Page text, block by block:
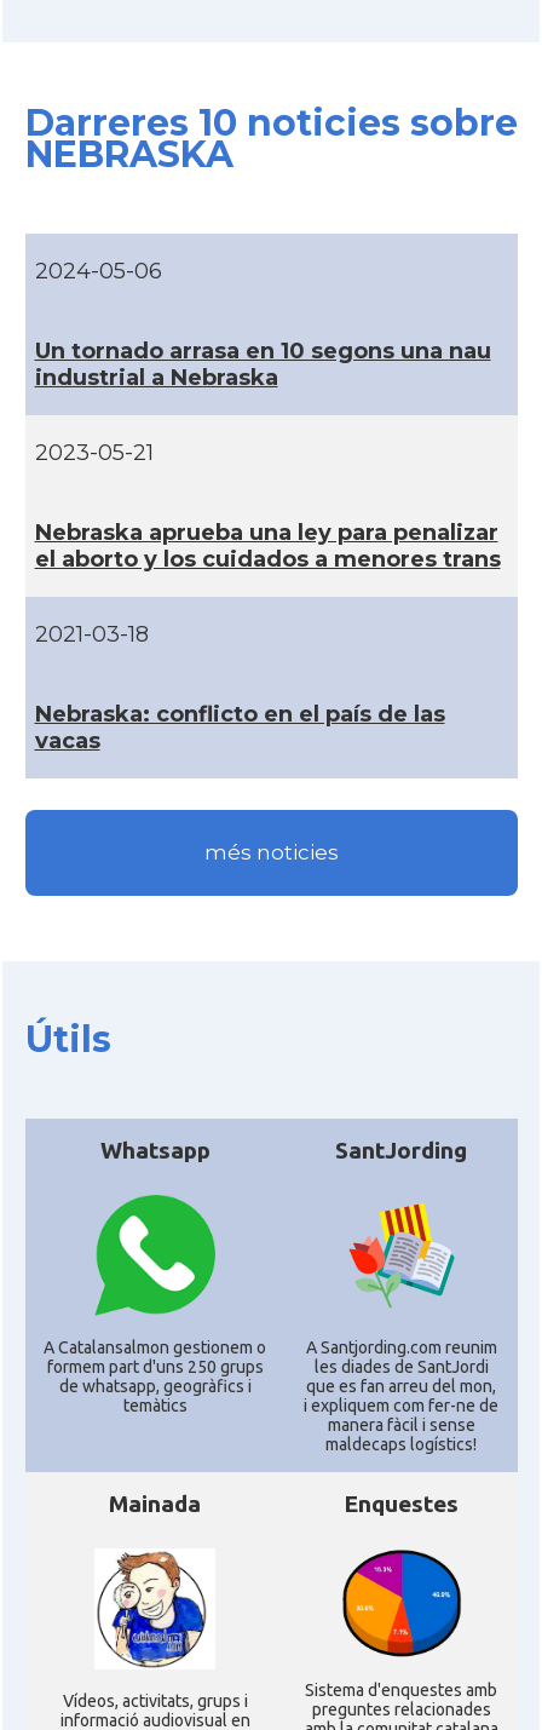
CAMON Catalans a CONNECTICUT
CAMON
CAMON Catalans a Houston - Texas
CAMON
CAMON
CAMON Catalans a MINNESOTA
CAMON Catalans a NEBRASKA
CAMON Catalans a NEW MEXICO
Catalans a New Orleans
CATALANS A NEW YORK
CAMON Catalans a OKLAHOMA
CAMON Catalans a ORLANDO
Darreres 10 noticies sobre
NEBRASKA
2024-05-06
Un tornado arrasa en 10 segons una nau
industrial a Nebraska
2023-05-21
Nebraska aprueba una ley para penalizar
el aborto y los cuidados a menores trans
2021-03-18
Nebraska: conflicto en el paí­s de las
vacas
més noticies
Útils
Whatsapp
A Catalansalmon gestionem o
formem part d'uns 250 grups
de whatsapp, geogràfics i
temàtics
SantJording
A Santjording.com reunim
les diades de SantJordi
que es fan arreu del mon,
i expliquem com fer-ne de
manera fàcil i sense
maldecaps logí­stics!
Mainada
Ví­deos, activitats, grups i
informació audiovisual en
Enquestes
Sistema d'enquestes amb
preguntes relacionades